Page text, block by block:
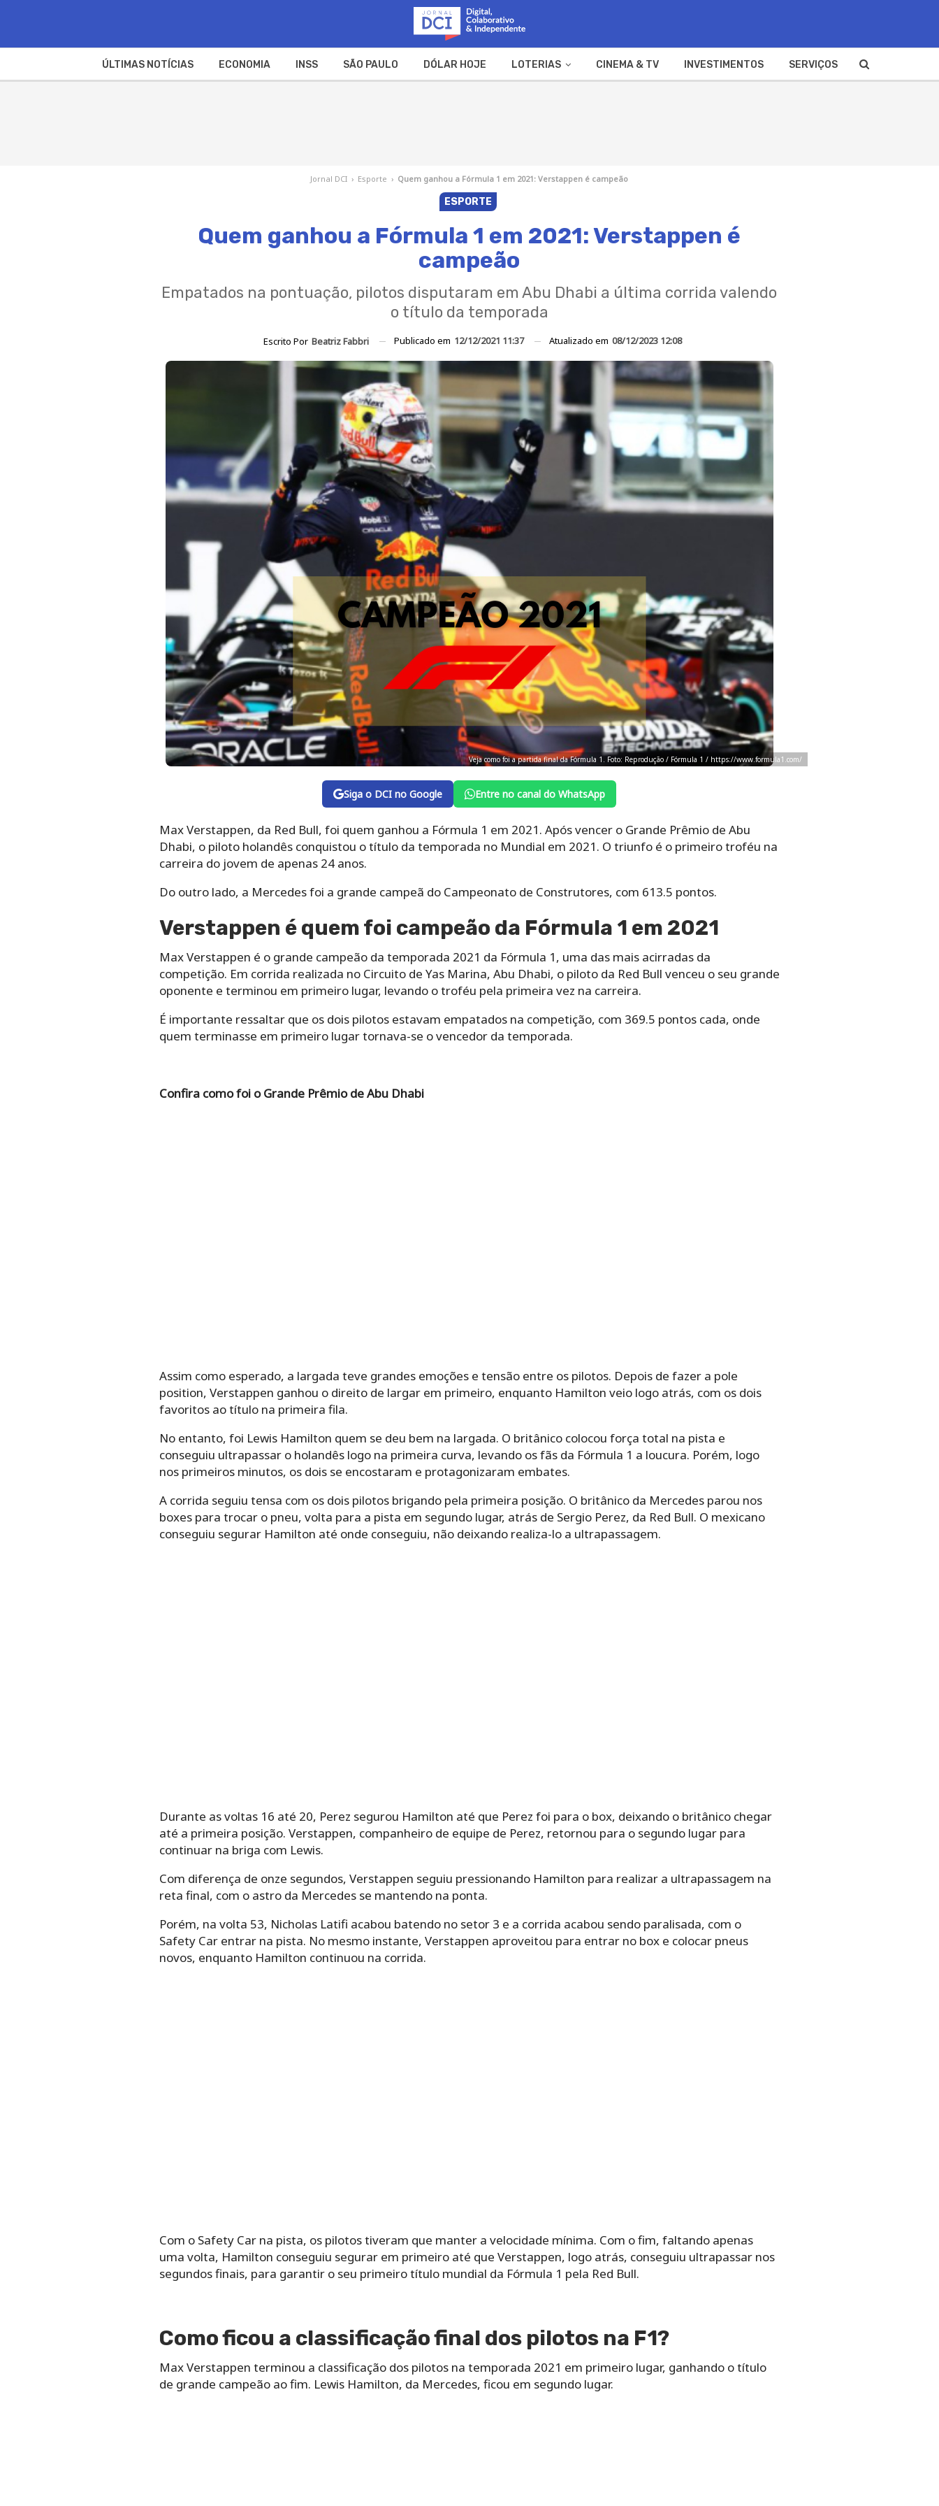
ÚLTIMAS NOTÍCIAS ECONOMIA INSS SÃO PAULO DÓLAR HOJE LOTERIAS CINEMA & TV INVESTIMENTOS SERVIÇOS
Jornal DCI › Esporte › Quem ganhou a Fórmula 1 em 2021: Verstappen é campeão
ESPORTE
Quem ganhou a Fórmula 1 em 2021: Verstappen é
campeão
Empatados na pontuação, pilotos disputaram em Abu Dhabi a última corrida valendo
o título da temporada
Escrito Por Beatriz Fabbri Publicado em 12/12/2021 11:37 Atualizado em 08/12/2023 12:08
Veja como foi a partida final da Fórmula 1. Foto: Reprodução / Fórmula 1 / https://www.formula1.com/
Siga o DCI no Google Entre no canal do WhatsApp
Max Verstappen, da Red Bull, foi quem ganhou a Fórmula 1 em 2021. Após vencer o Grande Prêmio de Abu
Dhabi, o piloto holandês conquistou o título da temporada no Mundial em 2021. O triunfo é o primeiro troféu na
carreira do jovem de apenas 24 anos.
Do outro lado, a Mercedes foi a grande campeã do Campeonato de Construtores, com 613.5 pontos.
Verstappen é quem foi campeão da Fórmula 1 em 2021
Max Verstappen é o grande campeão da temporada 2021 da Fórmula 1, uma das mais acirradas da
competição. Em corrida realizada no Circuito de Yas Marina, Abu Dhabi, o piloto da Red Bull venceu o seu grande
oponente e terminou em primeiro lugar, levando o troféu pela primeira vez na carreira.
É importante ressaltar que os dois pilotos estavam empatados na competição, com 369.5 pontos cada, onde
quem terminasse em primeiro lugar tornava-se o vencedor da temporada.
Confira como foi o Grande Prêmio de Abu Dhabi
Assim como esperado, a largada teve grandes emoções e tensão entre os pilotos. Depois de fazer a pole
position, Verstappen ganhou o direito de largar em primeiro, enquanto Hamilton veio logo atrás, com os dois
favoritos ao título na primeira fila.
No entanto, foi Lewis Hamilton quem se deu bem na largada. O britânico colocou força total na pista e
conseguiu ultrapassar o holandês logo na primeira curva, levando os fãs da Fórmula 1 a loucura. Porém, logo
nos primeiros minutos, os dois se encostaram e protagonizaram embates.
A corrida seguiu tensa com os dois pilotos brigando pela primeira posição. O britânico da Mercedes parou nos
boxes para trocar o pneu, volta para a pista em segundo lugar, atrás de Sergio Perez, da Red Bull. O mexicano
conseguiu segurar Hamilton até onde conseguiu, não deixando realiza-lo a ultrapassagem.
Durante as voltas 16 até 20, Perez segurou Hamilton até que Perez foi para o box, deixando o britânico chegar
até a primeira posição. Verstappen, companheiro de equipe de Perez, retornou para o segundo lugar para
continuar na briga com Lewis.
Com diferença de onze segundos, Verstappen seguiu pressionando Hamilton para realizar a ultrapassagem na
reta final, com o astro da Mercedes se mantendo na ponta.
Porém, na volta 53, Nicholas Latifi acabou batendo no setor 3 e a corrida acabou sendo paralisada, com o
Safety Car entrar na pista. No mesmo instante, Verstappen aproveitou para entrar no box e colocar pneus
novos, enquanto Hamilton continuou na corrida.
Com o Safety Car na pista, os pilotos tiveram que manter a velocidade mínima. Com o fim, faltando apenas
uma volta, Hamilton conseguiu segurar em primeiro até que Verstappen, logo atrás, conseguiu ultrapassar nos
segundos finais, para garantir o seu primeiro título mundial da Fórmula 1 pela Red Bull.
Como ficou a classificação final dos pilotos na F1?
Max Verstappen terminou a classificação dos pilotos na temporada 2021 em primeiro lugar, ganhando o título
de grande campeão ao fim. Lewis Hamilton, da Mercedes, ficou em segundo lugar.